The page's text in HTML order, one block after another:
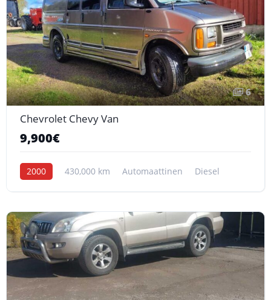
6
Chevrolet Chevy Van
9,900€
2000 430,000 km Automaattinen Diesel